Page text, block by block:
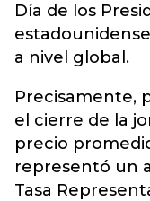
Día de los
a nivel global.
Precisamente,
el cierre de la
precio
representó un
Tasa